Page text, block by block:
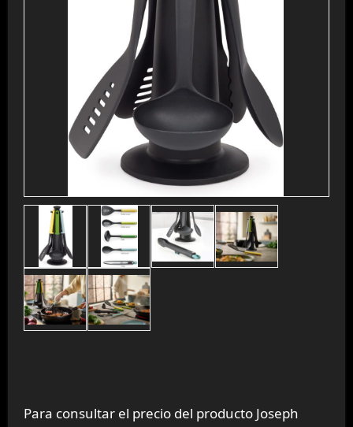
Para consultar el precio del producto Joseph